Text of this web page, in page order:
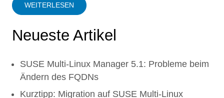
WEITERLESEN
Neueste Artikel
SUSE Multi-Linux Manager 5.1: Probleme beim
Ändern des FQDNs
Kurztipp: Migration auf SUSE Multi-Linux